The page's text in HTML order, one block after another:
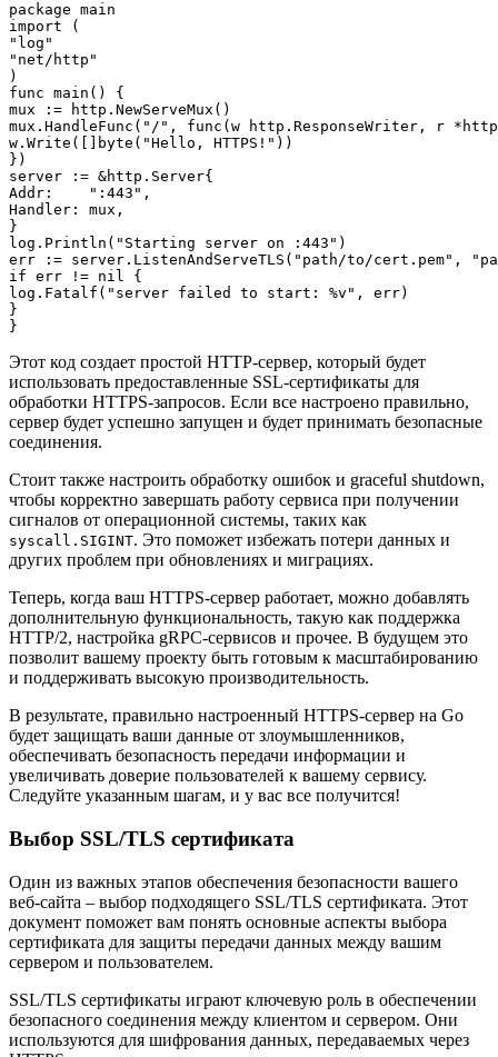
package main
import (
"log"
"net/http"
)
func main() {
mux := http.NewServeMux()
mux.HandleFunc("/", func(w http.ResponseWriter, r
w.Write([]byte("Hello, HTTPS!"))
})
server := &http.Server{
Addr:    ":443",
Handler: mux,
}
log.Println("Starting server on :443")
err := server.ListenAndServeTLS("path/to/cert.pem",
if err != nil {
log.Fatalf("server failed to start: %v", err)
}
Этот код создает простой HTTP-сервер, который будет
использовать предоставленные SSL-сертификаты для
обработки HTTPS-запросов. Если все настроено правильно,
сервер будет успешно запущен и будет принимать безопасные
соединения.
Стоит также настроить обработку ошибок и graceful shutdown,
чтобы корректно завершать работу сервиса при получении
сигналов от операционной системы, таких как
syscall.SIGINT. Это поможет избежать потери данных и
других проблем при обновлениях и миграциях.
Теперь, когда ваш HTTPS-сервер работает, можно добавлять
дополнительную функциональность, такую как поддержка
HTTP/2, настройка gRPC-сервисов и прочее. В будущем это
позволит вашему проекту быть готовым к масштабированию
и поддерживать высокую производительность.
В результате, правильно настроенный HTTPS-сервер на Go
будет защищать ваши данные от злоумышленников,
обеспечивать безопасность передачи информации и
увеличивать доверие пользователей к вашему сервису.
Следуйте указанным шагам, и у вас все получится!
Выбор SSL/TLS сертификата
Один из важных этапов обеспечения безопасности вашего
веб-сайта – выбор подходящего SSL/TLS сертификата. Этот
документ поможет вам понять основные аспекты выбора
сертификата для защиты передачи данных между вашим
сервером и пользователем.
SSL/TLS сертификаты играют ключевую роль в обеспечении
безопасного соединения между клиентом и сервером. Они
используются для шифрования данных, передаваемых через